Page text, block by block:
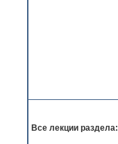
Все лекции раздела: